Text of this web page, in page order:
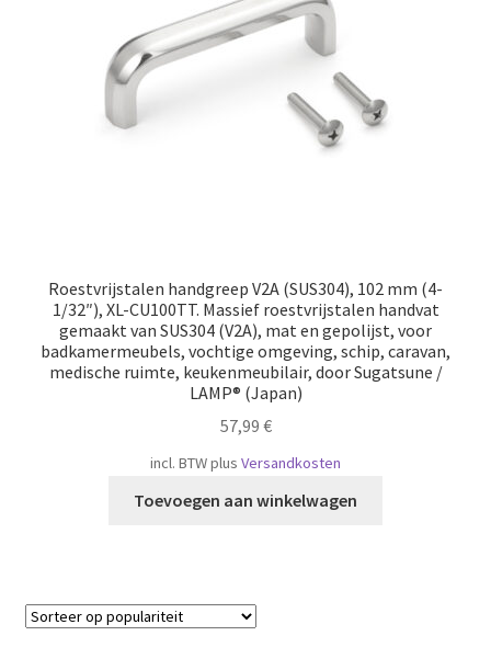
Roestvrijstalen handgreep V2A (SUS304), 102 mm (4-
1/32″), XL-CU100TT. Massief roestvrijstalen handvat
gemaakt van SUS304 (V2A), mat en gepolijst, voor
badkamermeubels, vochtige omgeving, schip, caravan,
medische ruimte, keukenmeubilair, door Sugatsune /
LAMP® (Japan)
57,99 €
incl. BTWplus Versandkosten
Toevoegen aan winkelwagen